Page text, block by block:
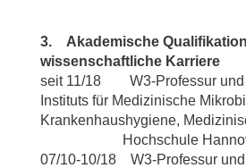
3. Akademische
wissenschaftliche Karriere
seit 11/18 W3-Professur und
Instituts für Medizinische
Krankenhaushygiene,
Hochschule
07/10-10/18 W3-Professur